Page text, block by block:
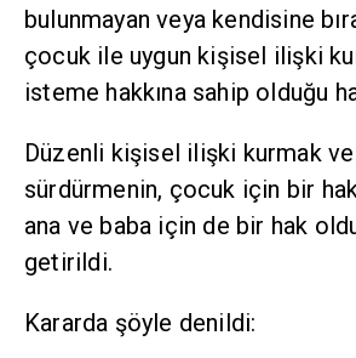
bulunmayan veya kendisine
çocuk ile uygun kişisel ilişki
isteme hakkına sahip olduğu
Düzenli kişisel ilişki kurmak
sürdürmenin, çocuk için bir
ana ve baba için de bir hak
getirildi.
Kararda şöyle denildi: